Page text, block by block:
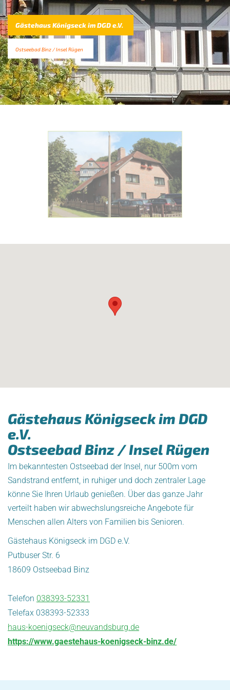
Gästehaus Königseck im DGD e.V.
Ostseebad Binz / Insel Rügen
Gästehaus Königseck im DGD
e.V.
Ostseebad Binz / Insel Rügen
Im bekanntesten Ostseebad der Insel, nur 500m vom
Sandstrand entfernt, in ruhiger und doch zentraler Lage
könne Sie Ihren Urlaub genießen. Über das ganze Jahr
verteilt haben wir abwechslungsreiche Angebote für
Menschen allen Alters von Familien bis Senioren.
Gästehaus Königseck im DGD e.V.
Putbuser Str. 6
18609 Ostseebad Binz
Telefon 038393-52331
Telefax 038393-52333
haus-koenigseck@neuvandsburg.de
https://www.gaestehaus-koenigseck-binz.de/